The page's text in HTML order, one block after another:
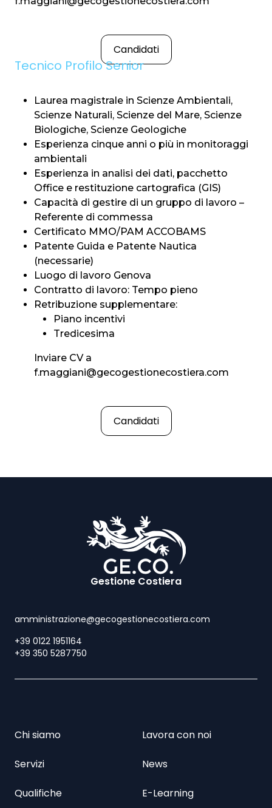
Candidati
Tecnico Profilo Senior
Laurea magistrale in Scienze Ambientali,
Scienze Naturali, Scienze del Mare, Scienze
Biologiche, Scienze Geologiche
Esperienza cinque anni o più in monitoraggi
ambientali
Esperienza in analisi dei dati, pacchetto
Office e restituzione cartografica (GIS)
Capacità di gestire di un gruppo di lavoro –
Referente di commessa
Certificato MMO/PAM ACCOBAMS
Patente Guida e Patente Nautica
(necessarie)
Luogo di lavoro Genova
Contratto di lavoro: Tempo pieno
Retribuzione supplementare:
Piano incentivi
Tredicesima
Inviare CV a
f.maggiani@gecogestionecostiera.com
Candidati
Gestione Costiera
amministrazione@gecogestionecostiera.com
+39 0122 1951164
+39 350 5287750
Chi siamo Lavora con noi
Servizi News
Qualifiche E-Learning